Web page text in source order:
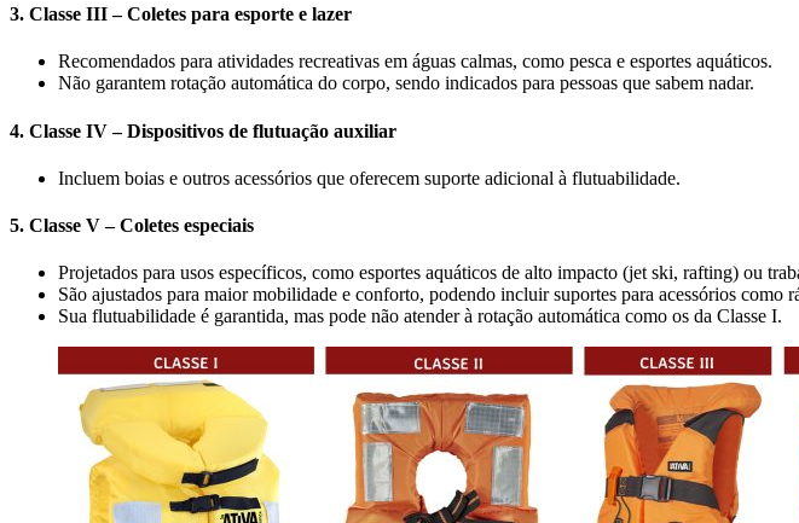
3. Classe III – Coletes para esporte e lazer
Recomendados para atividades recreativas em águas calmas, como pesca e esportes aquáticos.
Não garantem rotação automática do corpo, sendo indicados para pessoas que sabem nadar.
4. Classe IV – Dispositivos de flutuação auxiliar
Incluem boias e outros acessórios que oferecem suporte adicional à flutuabilidade.
5. Classe V – Coletes especiais
Projetados para usos específicos, como esportes aquáticos de alto impacto (jet ski, rafting) ou
São ajustados para maior mobilidade e conforto, podendo incluir suportes para acessórios como
Sua flutuabilidade é garantida, mas pode não atender à rotação automática como os da Classe I.